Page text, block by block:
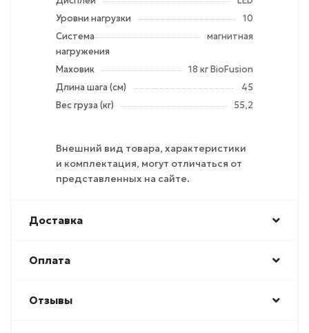
Уровни нагрузки
10
Система
нагружения
магнитная
Маховик
18 кг BioFusion
Длина шага (см)
45
Вес груза (кг)
55,2
Внешний вид товара, характеристики
и комплектация, могут отличаться от
представленных на сайте.
Доставка
Оплата
Отзывы